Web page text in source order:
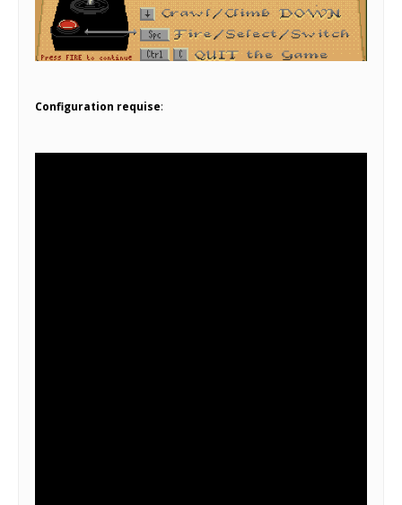
Configuration requise: